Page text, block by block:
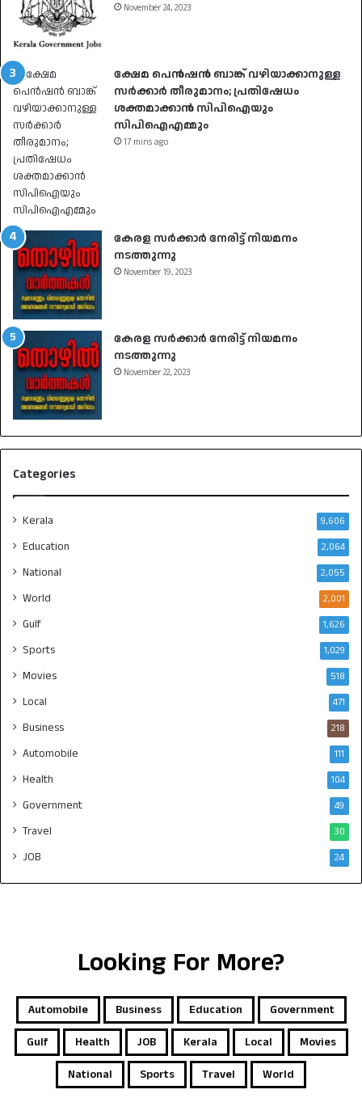
November 24, 2023
ക്ഷേമ പെൻഷൻ ബാങ്ക് വഴിയാക്കാനുള്ള
സർക്കാർ തീരുമാനം; പ്രതിഷേധം
ശക്തമാക്കാൻ സിപിഐയും
സിപിഐഎമ്മും
17 mins ago
കേരള സർക്കാർ നേരിട്ട് നിയമനം
നടത്തുന്നു
November 19, 2023
കേരള സർക്കാർ നേരിട്ട് നിയമനം
നടത്തുന്നു
November 22, 2023
Categories
Kerala 9,606
Education 2,064
National 2,055
World 2,001
Gulf 1,626
Sports 1,029
Movies 518
Local 471
Business 218
Automobile 111
Health 104
Government 49
Travel 30
JOB 24
Looking For More?
Automobile Business Education
Government
Gulf
Health JOB Kerala Local
Movies
National
Sports Travel World